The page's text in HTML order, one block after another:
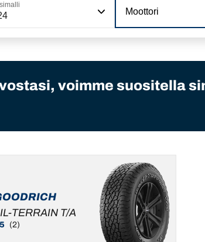
Moottori
voimme suositella
TERRAIN T/A
(2)